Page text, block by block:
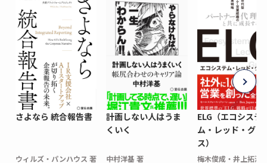
さよなら 統合報告書
ウィルズ・パンハウス 著
計画しない人はうま
くいく
中村洋基 著
ELG（エコシステ
ム・レッド・グロ
ス）
梅木俊成・井上拓海